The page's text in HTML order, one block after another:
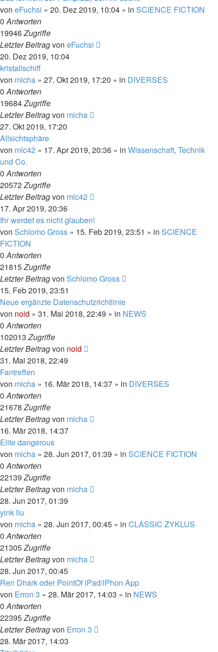
von eFuchsi » 20. Dez 2019, 10:04 » in SCIENCE FICTION
0Antworten
19946Zugriffe
Letzter Beitragvon eFuchsi
20. Dez 2019, 10:04
kristallschiff
von micha » 27. Okt 2019, 17:20 » in DIVERSES
0Antworten
19684Zugriffe
Letzter Beitragvon micha
27. Okt 2019, 17:20
Allsichtsphäre
von mlc42 » 17. Apr 2019, 20:36 » in Wissenschaft, Technik
und Co.
0Antworten
20572Zugriffe
Letzter Beitragvon mlc42
17. Apr 2019, 20:36
Ihr werdet es nicht glauben!
von Schlomo Gross » 15. Feb 2019, 23:51 » in SCIENCE
FICTION
0Antworten
21815Zugriffe
Letzter Beitragvon Schlomo Gross
15. Feb 2019, 23:51
Neue ergänzte Datenschutzrichtlinie
von noid » 31. Mai 2018, 22:49 » in NEWS
0Antworten
102013Zugriffe
Letzter Beitragvon noid
31. Mai 2018, 22:49
Fantreffen
von micha » 16. Mär 2018, 14:37 » in DIVERSES
0Antworten
21678Zugriffe
Letzter Beitragvon micha
16. Mär 2018, 14:37
Elite dangerous
von micha » 28. Jun 2017, 01:39 » in SCIENCE FICTION
0Antworten
22139Zugriffe
Letzter Beitragvon micha
28. Jun 2017, 01:39
yink liu
von micha » 28. Jun 2017, 00:45 » in CLASSIC ZYKLUS
0Antworten
21305Zugriffe
Letzter Beitragvon micha
28. Jun 2017, 00:45
Ren Dhark oder PointOf iPad/iPhon App
von Erron 3 » 28. Mär 2017, 14:03 » in NEWS
0Antworten
22395Zugriffe
Letzter Beitragvon Erron 3
28. Mär 2017, 14:03